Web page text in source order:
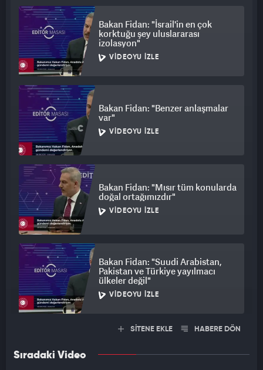
Bakan Fidan: "İsrail'in en çok
korktuğu şey uluslararası
izolasyon"
VIDEOYU İZLE
Bakan Fidan: "Benzer anlaşmalar
var"
VIDEOYU İZLE
Bakan Fidan: "Mısır tüm konularda
doğal ortağımızdır"
VIDEOYU İZLE
Bakan Fidan: "Suudi Arabistan,
Pakistan ve Türkiye yayılmacı
ülkeler değil"
VIDEOYU İZLE
SİTENE EKLE HABERE DÖN
Sıradaki Video